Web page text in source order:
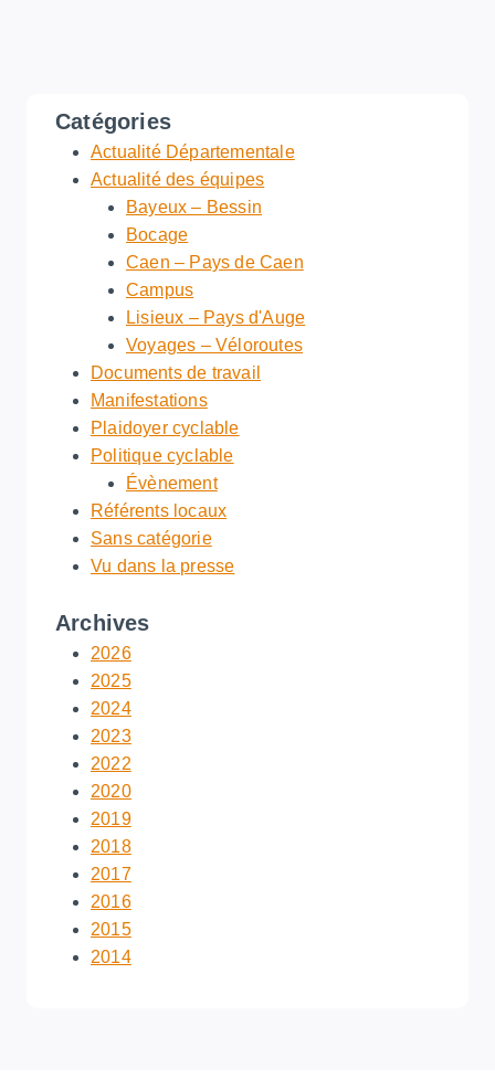
Catégories
Actualité Départementale
Actualité des équipes
Bayeux – Bessin
Bocage
Caen – Pays de Caen
Campus
Lisieux – Pays d'Auge
Voyages – Véloroutes
Documents de travail
Manifestations
Plaidoyer cyclable
Politique cyclable
Évènement
Référents locaux
Sans catégorie
Vu dans la presse
Archives
2026
2025
2024
2023
2022
2020
2019
2018
2017
2016
2015
2014